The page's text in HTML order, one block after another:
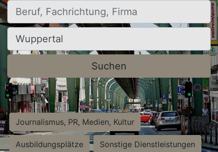
Beruf, Fachrichtung, Firma
Ort, Stadt
Suchen
Journalismus, PR, Medien, Kultur
Ausbildungsplätze Sonstige Dienstleistungen